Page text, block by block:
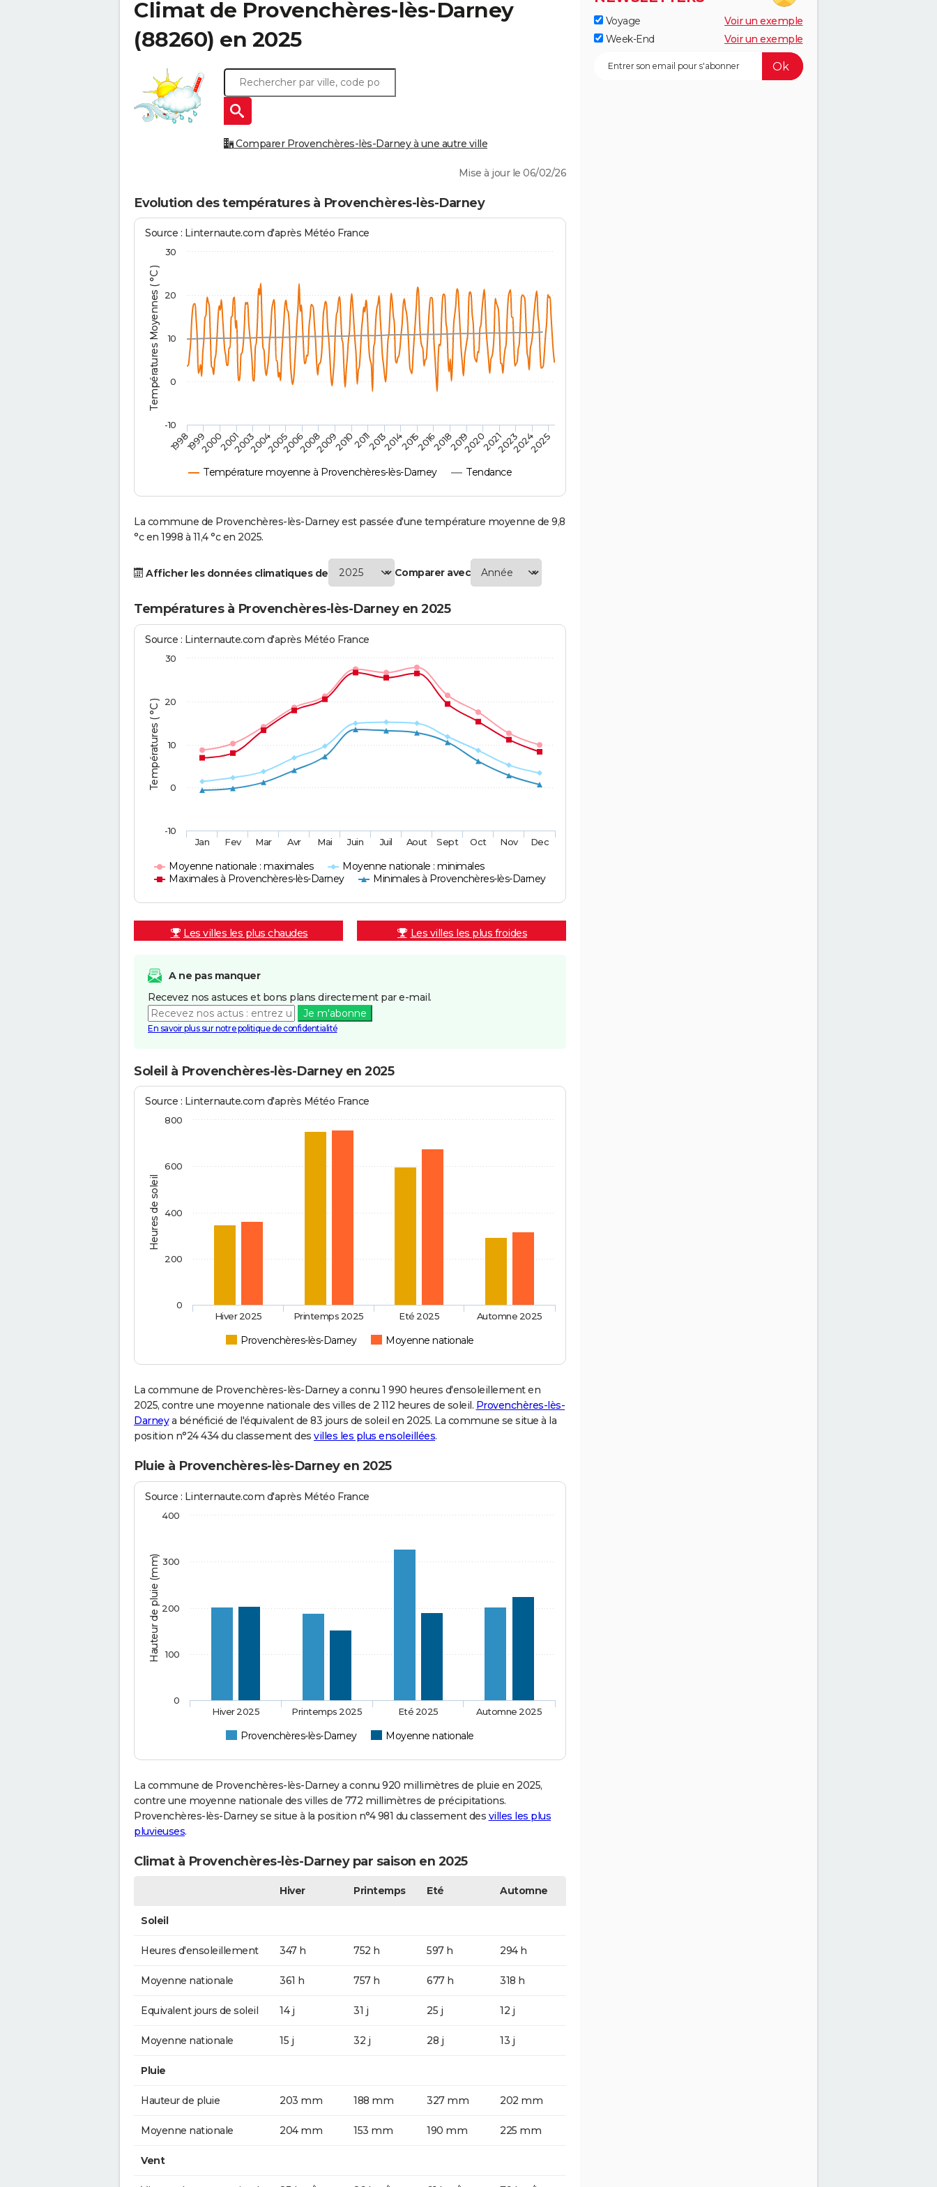
Climat de Provenchères-lès-Darney
(88260) en 2025
Comparer Provenchères-lès-Darney à une autre ville
Mise à jour le 06/02/26
Evolution des températures à Provenchères-lès-Darney
Températures Moyennes ( °C )
Source : Linternaute.com d'après Météo France
Température moyenne à Provenchères-lès-Darney Tendance
1998 2014
199920002001200320042005200620082009201020112013 201520162018201920202021202320242025
0
10
20
-10
30
La commune de Provenchères-lès-Darney est passée d'une température moyenne de 9,8
°c en 1998 à 11,4 °c en 2025.
Afficher les données climatiques de Comparer avec
Températures à Provenchères-lès-Darney en 2025
Températures ( °C )
Source : Linternaute.com d'après Météo France
Moyenne nationale : maximales
Moyenne nationale : minimales
Maximales à Provenchères-lès-Darney
Minimales à Provenchères-lès-Darney
Jan Fev Mar Avr Mai Juin Juil Aout Sept Oct Nov Dec
-10
0
10
20
30
Les villes les plus chaudes Les villes les plus froides
A ne pas manquer
Recevez nos astuces et bons plans directement par e-mail.
Je m'abonne
En savoir plus sur notre politique de confidentialité
Soleil à Provenchères-lès-Darney en 2025
Heures de soleil
Source : Linternaute.com d'après Météo France
Provenchères-lès-Darney Moyenne nationale
Hiver 2025 Printemps 2025 Eté 2025 Automne 2025
0
200
400
600
800
La commune de Provenchères-lès-Darney a connu 1 990 heures d'ensoleillement en
2025, contre une moyenne nationale des villes de 2 112 heures de soleil. Provenchères-lès-
Darneya bénéficié de l'équivalent de 83 jours de soleil en 2025. La commune se situe à la
position n°24 434 du classement des villes les plus ensoleillées.
Pluie à Provenchères-lès-Darney en 2025
Hauteur de pluie (mm)
Source : Linternaute.com d'après Météo France
Provenchères-lès-Darney Moyenne nationale
Hiver 2025 Printemps 2025 Eté 2025 Automne 2025
0
100
200
300
400
La commune de Provenchères-lès-Darney a connu 920 millimètres de pluie en 2025,
contre une moyenne nationale des villes de 772 millimètres de précipitations.
Provenchères-lès-Darney se situe à la position n°4 981 du classement des villes les plus
pluvieuses.
Climat à Provenchères-lès-Darney par saison en 2025
Hiver Printemps Eté Automne
Soleil
Heures d'ensoleillement 347 h 752 h 597 h 294 h
Moyenne nationale 361 h 757 h 677 h 318 h
Equivalent jours de soleil 14 j 31 j 25 j 12 j
Moyenne nationale 15 j 32 j 28 j 13 j
Pluie
Hauteur de pluie 203 mm 188 mm 327 mm 202 mm
Moyenne nationale 204 mm 153 mm 190 mm 225 mm
Vent
Voyage
Voir un exemple
Week-End
Voir un exemple